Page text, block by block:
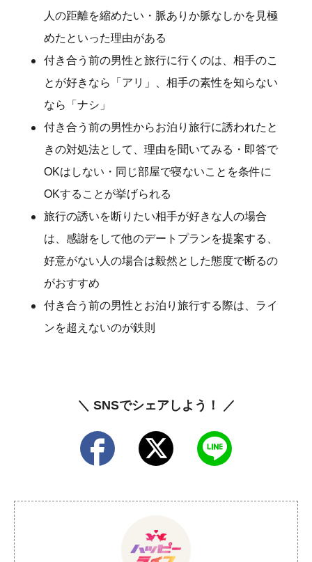
人の距離を縮めたい・脈ありか脈なしかを見極
めたといった理由がある
付き合う前の男性と旅行に行くのは、相手のこ
とが好きなら「アリ」、相手の素性を知らない
なら「ナシ」
付き合う前の男性からお泊り旅行に誘われたと
きの対処法として、理由を聞いてみる・即答で
OKはしない・同じ部屋で寝ないことを条件に
OKすることが挙げられる
旅行の誘いを断りたい相手が好きな人の場合
は、感謝をして他のデートプランを提案する、
好意がない人の場合は毅然とした態度で断るの
がおすすめ
付き合う前の男性とお泊り旅行する際は、ライ
ンを超えないのが鉄則
＼ SNSでシェアしよう！ ／